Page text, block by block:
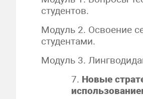
студентов.
Модуль 2. Освоение
студентами.
Модуль 3.
7. Новые